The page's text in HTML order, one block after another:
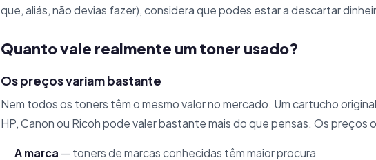
que, aliás, não devias fazer), considera que podes estar a descartar
Quanto vale realmente um toner usado?
Os preços variam bastante
Nem todos os toners têm o mesmo valor no mercado. Um cartucho
HP, Canon ou Ricoh pode valer bastante mais do que pensas. Os preços
A marca — toners de marcas conhecidas têm maior procura